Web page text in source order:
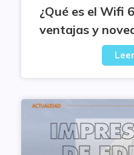
¿Qué es el Wifi
ventajas y